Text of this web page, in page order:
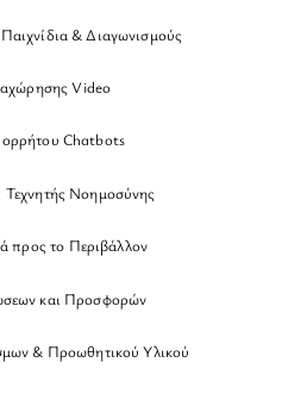
& Διαγωνισμούς
Video
Chatbots
Τεχνητής Νοημοσύνης
προς το Περιβάλλον
και Προσφορών
& Προωθητικού Υλικού